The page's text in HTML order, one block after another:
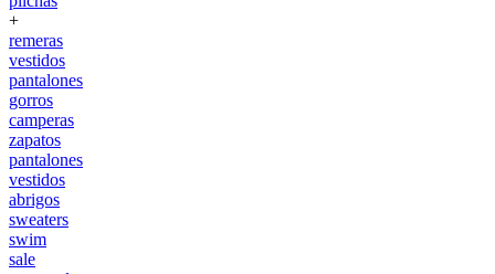
+
remeras
vestidos
pantalones
gorros
camperas
zapatos
pantalones
vestidos
abrigos
sweaters
swim
sale